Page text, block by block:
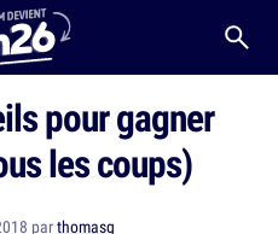
pour gagner
les coups)
parthomasg